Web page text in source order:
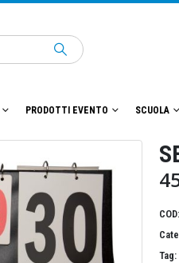
PRODOTTI EVENTO SCUOLA
COD:
Tag: